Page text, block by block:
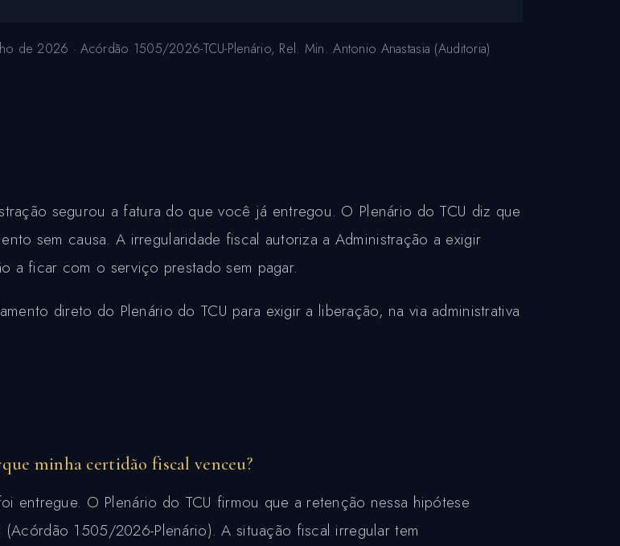
de 2026 · Acórdão 1505/2026-TCU-Plenário, Rel. Min. Antonio Anastasia (Auditoria)
segurou a fatura do que você já entregou. O Plenário do TCU diz que
sem causa. A irregularidade fiscal autoriza a Administração a exigir
a ficar com o serviço prestado sem pagar.
direto do Plenário do TCU para exigir a liberação, na via administrativa
minha certidão fiscal venceu?
O Plenário do TCU firmou que a retenção nessa hipótese
1505/2026-Plenário). A situação fiscal irregular tem